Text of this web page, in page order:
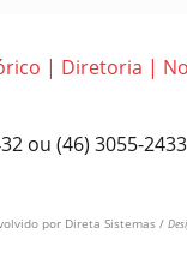
| Diretoria |
ou (46) 3055-
por Direta Sistemas /